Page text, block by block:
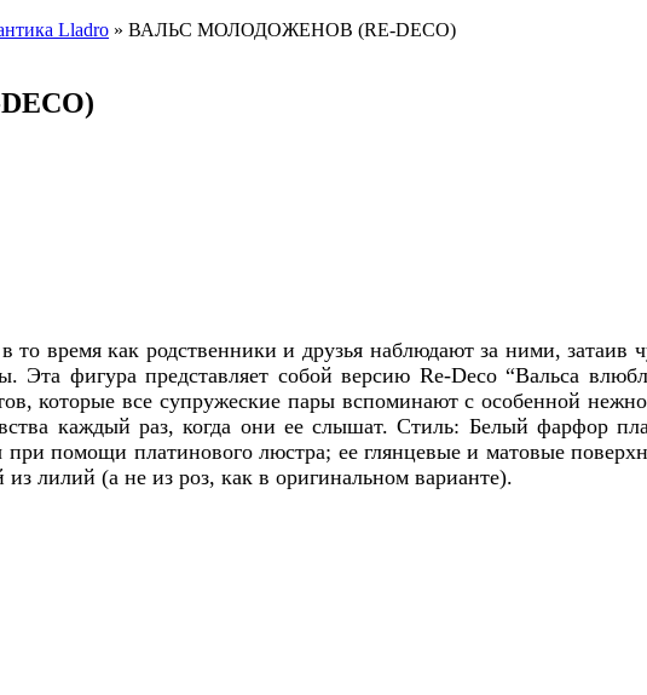
Lladro » ВАЛЬC МОЛОДОЖЕНОВ (RE-DECO)
время как родственники и друзья наблюдают за ними, затаив
фигура представляет собой версию Re-Deco “Вальса
которые все супружеские пары вспоминают с особенной
каждый раз, когда они ее слышат. Стиль: Белый фарфор
помощи платинового люстра; ее глянцевые и матовые
лилий (а не из роз, как в оригинальном варианте).